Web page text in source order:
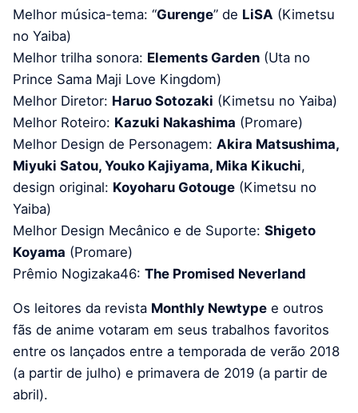
Melhor música-tema: “Gurenge” de LiSA (Kimetsu
no Yaiba)
Melhor trilha sonora: Elements Garden (Uta no
Prince Sama Maji Love Kingdom)
Melhor Diretor: Haruo Sotozaki (Kimetsu no Yaiba)
Melhor Roteiro: Kazuki Nakashima (Promare)
Melhor Design de Personagem: Akira Matsushima,
Miyuki Satou, Youko Kajiyama, Mika Kikuchi,
design original: Koyoharu Gotouge (Kimetsu no
Yaiba)
Melhor Design Mecânico e de Suporte: Shigeto
Koyama (Promare)
Prêmio Nogizaka46: The Promised Neverland
Os leitores da revista Monthly Newtype e outros
fãs de anime votaram em seus trabalhos favoritos
entre os lançados entre a temporada de verão 2018
(a partir de julho) e primavera de 2019 (a partir de
abril).